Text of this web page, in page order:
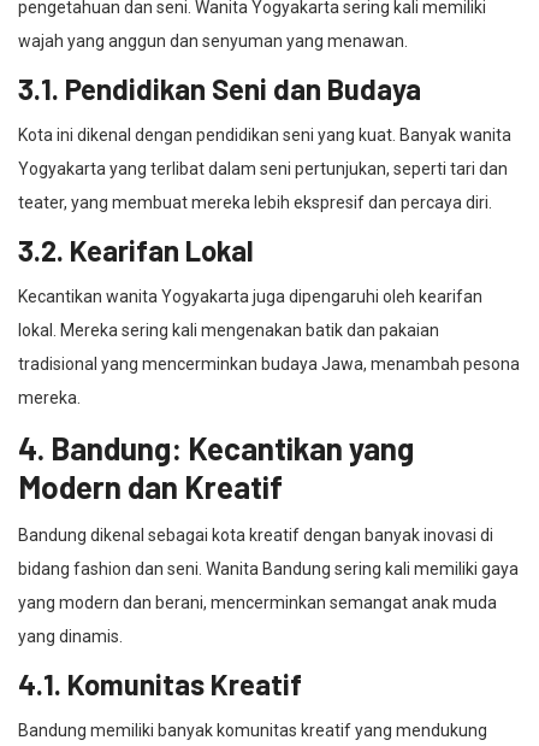
pengetahuan dan seni. Wanita Yogyakarta sering kali memiliki
wajah yang anggun dan senyuman yang menawan.
3.1. Pendidikan Seni dan Budaya
Kota ini dikenal dengan pendidikan seni yang kuat. Banyak wanita
Yogyakarta yang terlibat dalam seni pertunjukan, seperti tari dan
teater, yang membuat mereka lebih ekspresif dan percaya diri.
3.2. Kearifan Lokal
Kecantikan wanita Yogyakarta juga dipengaruhi oleh kearifan
lokal. Mereka sering kali mengenakan batik dan pakaian
tradisional yang mencerminkan budaya Jawa, menambah pesona
mereka.
4. Bandung: Kecantikan yang
Modern dan Kreatif
Bandung dikenal sebagai kota kreatif dengan banyak inovasi di
bidang fashion dan seni. Wanita Bandung sering kali memiliki gaya
yang modern dan berani, mencerminkan semangat anak muda
yang dinamis.
4.1. Komunitas Kreatif
Bandung memiliki banyak komunitas kreatif yang mendukung